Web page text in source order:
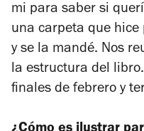
mi para saber si
una carpeta que hice
y se la mandé. Nos
la estructura del
finales de febrero y